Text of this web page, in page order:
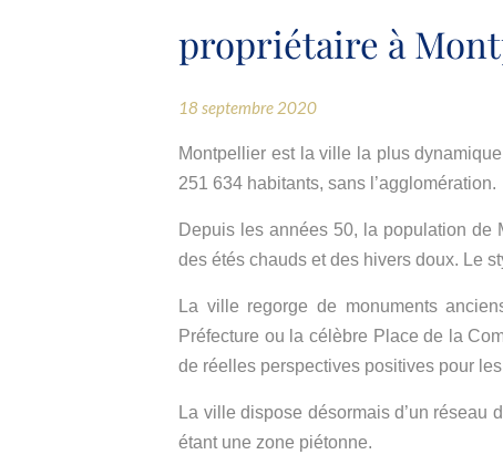
propriétaire à
18 septembre 2020
Montpellier est la ville la plus
251 634 habitants, sans l’agglomération.
Depuis les années 50, la population de
des étés chauds et des hivers doux. Le
La ville regorge de monuments
Préfecture ou la célèbre Place de la
de réelles perspectives positives pour
La ville dispose désormais d’un réseau
étant une zone piétonne.